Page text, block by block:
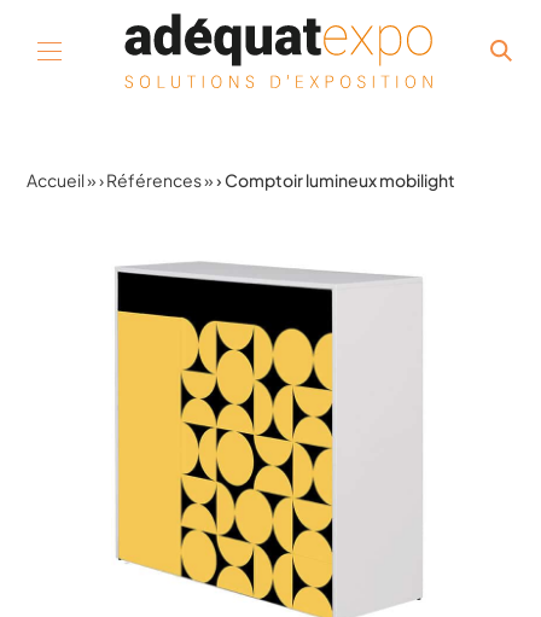
Accueil» Références» Comptoir lumineux mobilight